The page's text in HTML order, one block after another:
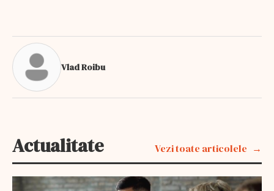
Vlad Roibu
Actualitate Vezi toate articolele